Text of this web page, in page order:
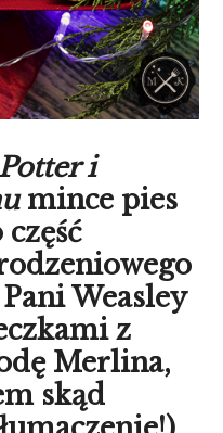
i
mince pies
Weasley
z
Merlina,
skąd